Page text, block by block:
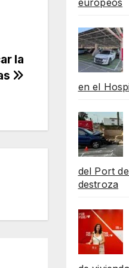
la
en el
del Port
destroza